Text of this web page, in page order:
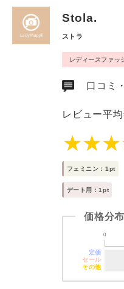
Stola.
ストラ
レディースファッ
口コミ
レビュー平
フェミニン：1pt
デート用：1pt
価格分布
0
定価
セール
その他